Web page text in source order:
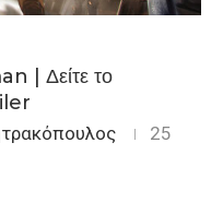
| Δείτε το
25